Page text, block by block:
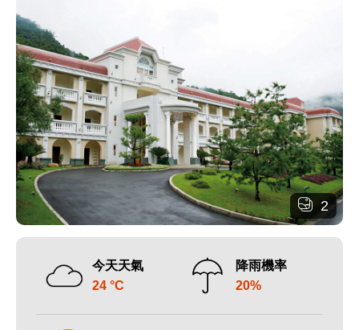
2
今天天氣
24 °C
降雨機率
20%